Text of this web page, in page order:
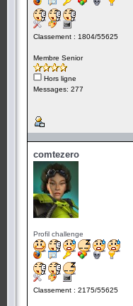
Classement : 1804/55625
Membre Senior
Hors ligne
Messages: 277
comtezero
Profil challenge
Classement : 2175/55625